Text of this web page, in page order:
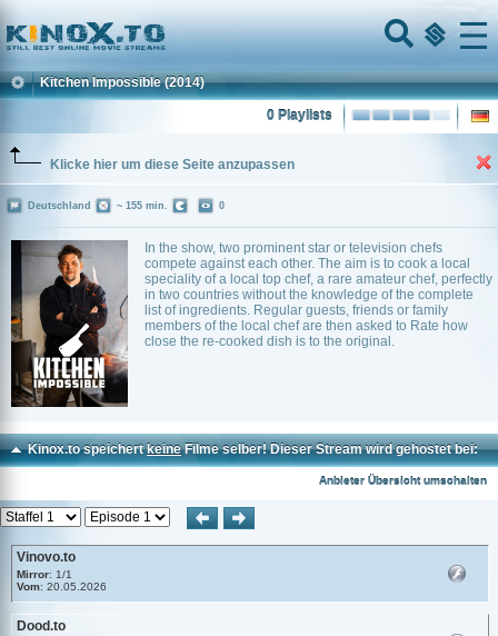
Home
Menu
Kitchen Impossible (2014)
0 Playlists
Klicke hier um diese Seite anzupassen
In the show, two prominent star or television chefs
compete against each other. The aim is to cook a local
speciality of a local top chef, a rare amateur chef, perfectly
in two countries without the knowledge of the complete
list of ingredients. Regular guests, friends or family
members of the local chef are then asked to Rate how
close the re-cooked dish is to the original.
Deutschland ~ 155 min. 0
Kinox.to speichertkeineFilme selber! Dieser Stream wird gehostet bei:
Anbieter Übersicht umschalten
Vinovo.to
Mirror: 1/1
Vom: 20.05.2026
Dood.to